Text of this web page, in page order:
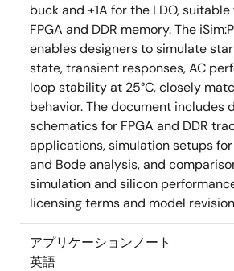
buck and ±1A for the LDO,
FPGA and DDR memory. The
enables designers to simulate
state, transient responses, AC
loop stability at 25°C, closely
behavior. The document includes
schematics for FPGA and DDR
applications, simulation setups
and Bode analysis, and
simulation and silicon
licensing terms and model
アプリケーションノート
英語